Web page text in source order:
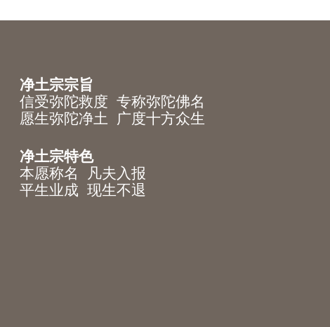
净土宗宗旨
信受弥陀救度 专称弥陀佛名
愿生弥陀净土 广度十方众生
净土宗特色
本愿称名 凡夫入报
平生业成 现生不退